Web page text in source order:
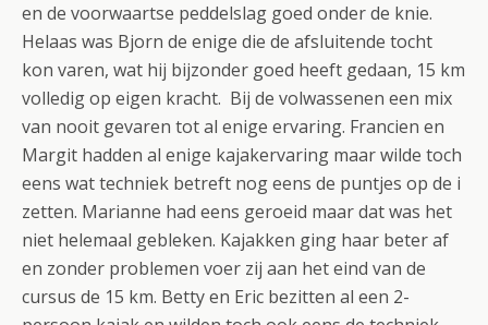
en de voorwaartse peddelslag goed onder de knie.
Helaas was Bjorn de enige die de afsluitende tocht
kon varen, wat hij bijzonder goed heeft gedaan, 15 km
volledig op eigen kracht. Bij de volwassenen een mix
van nooit gevaren tot al enige ervaring. Francien en
Margit hadden al enige kajakervaring maar wilde toch
eens wat techniek betreft nog eens de puntjes op de i
zetten. Marianne had eens geroeid maar dat was het
niet helemaal gebleken. Kajakken ging haar beter af
en zonder problemen voer zij aan het eind van de
cursus de 15 km. Betty en Eric bezitten al een 2-